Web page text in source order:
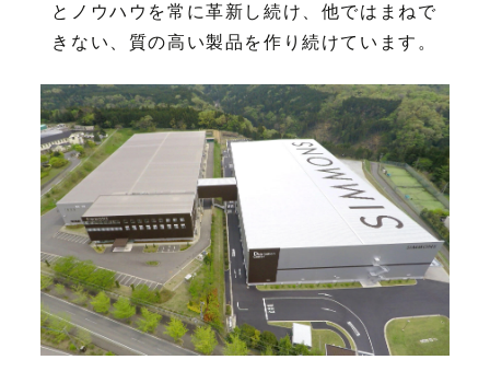
とノウハウを常に革新し続け、他ではまねで
きない、質の高い製品を作り続けています。